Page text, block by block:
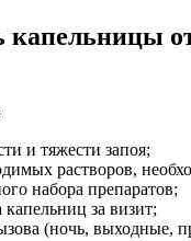
капельницы
и тяжести запоя;
растворов,
набора препаратов;
капельниц за визит;
(ночь, выходные,